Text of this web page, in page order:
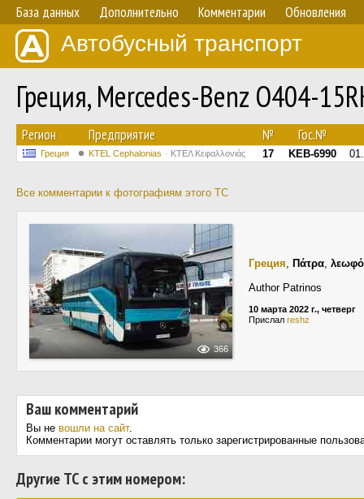
База данных Дополнительно Комментарии Обновления
Автобусный транспорт
Греция, Mercedes-Benz O404-
Регион Предприятие № Гос.№
Греция KTEL Cephalonias ΚΤΕΛ Κεφαλλονιάς 17 KEB-6990
Все комментарии к фотографиям этого ТС
366
Греция, Πάτρα,
Author Patrinos
10 марта 2022 г., четверг
Прислал reshz
Ваш комментарий
Вы не вошли на сайт.
Комментарии могут оставлять только зарегистрированные
Другие ТС с этим номером: